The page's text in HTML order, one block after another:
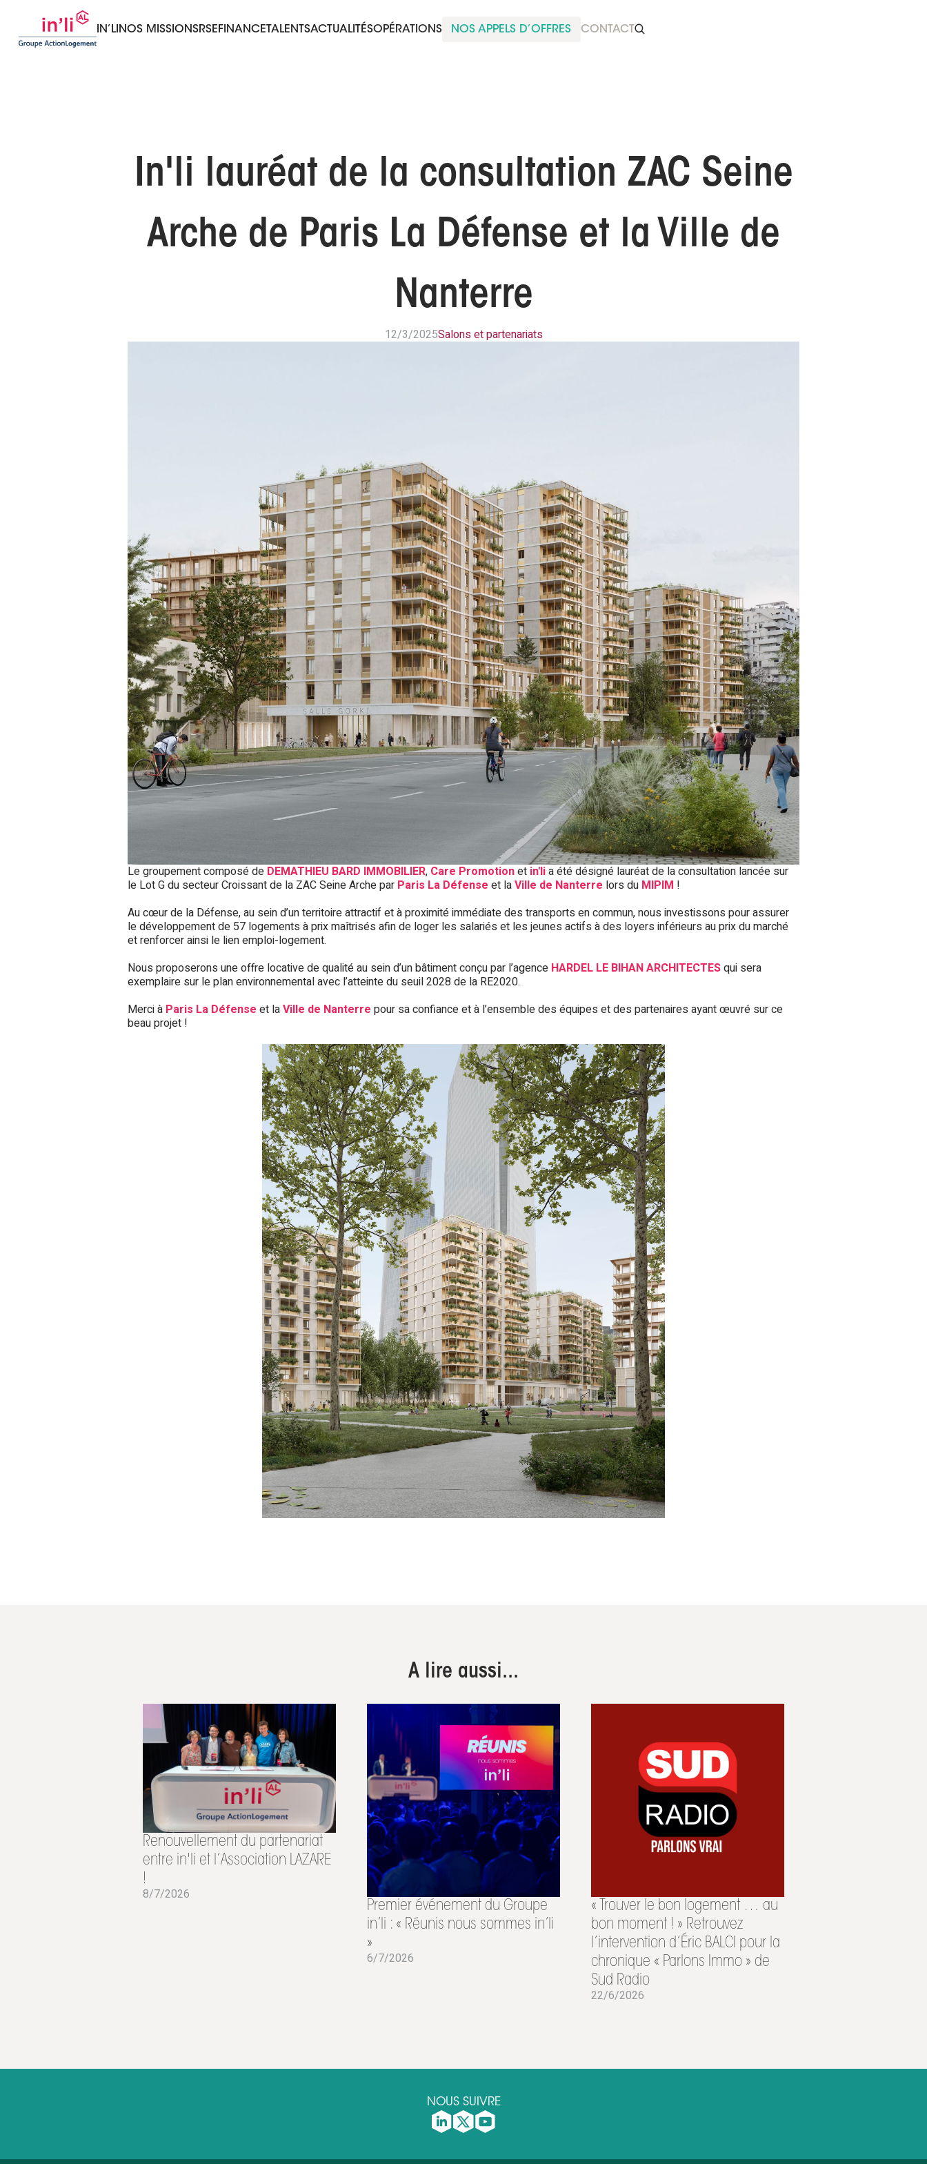
IN’LI NOS MISSIONS RSE FINANCE TALENTSACTUALITÉSOPÉRATIONS NOS APPELS D’OFFRES CONTACT
In'li lauréat de la consultation ZAC Seine
Arche de Paris La Défense et la Ville de
Nanterre
12/3/2025Salons et partenariats
Le groupement composé de DEMATHIEU BARD IMMOBILIER, Care Promotionet in'lia été désigné lauréat de la consultation lancée sur
le Lot G du secteur Croissant de la ZAC Seine Arche par Paris La Défense et laVille de Nanterre lors du MIPIM !
Au cœur de la Défense, au sein d’un territoire attractif et à proximité immédiate des transports en commun, nous investissons pour assurer
le développement de 57 logements à prix maîtrisés afin de loger les salariés et les jeunes actifs à des loyers inférieurs au prix du marché
et renforcer ainsi le lien emploi-logement.
Nous proposerons une offre locative de qualité au sein d’un bâtiment conçu par l’agence HARDEL LE BIHAN ARCHITECTESqui sera
exemplaire sur le plan environnemental avec l’atteinte du seuil 2028 de la RE2020.
Merci à Paris La Défense et laVille de Nanterre pour sa confiance et à l’ensemble des équipes et des partenaires ayant œuvré sur ce
beau projet !
A lire aussi...
Renouvellement du partenariat
entre in'li et l’Association LAZARE
!
8/7/2026
Premier événement du Groupe
in’li : « Réunis nous sommes in’li
»
6/7/2026
« Trouver le bon logement … au
bon moment ! » Retrouvez
l’intervention d’Éric BALCI pour la
chronique « Parlons Immo » de
Sud Radio
22/6/2026
NOUS SUIVRE